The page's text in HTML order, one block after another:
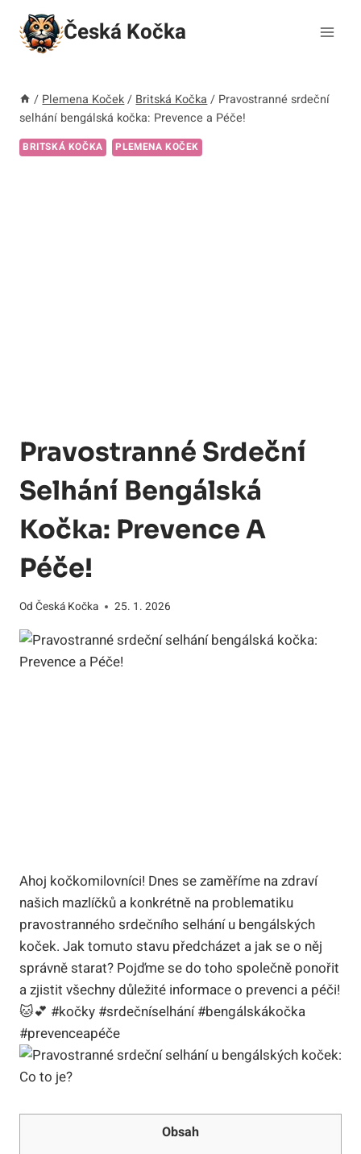
Přeskočit
obsah
Česká Kočka
/ Plemena Koček / Britská Kočka / Pravostranné srdeční
selhání bengálská kočka: Prevence a Péče!
BRITSKÁ KOČKA PLEMENA KOČEK
Pravostranné Srdeční
Selhání Bengálská
Kočka: Prevence A
Péče!
Od Česká Kočka 25. 1. 2026
Ahoj kočkomilovníci! Dnes se zaměříme na zdraví
našich mazlíčků a konkrétně na problematiku
pravostranného srdečního selhání u bengálských
koček. Jak tomuto stavu předcházet a jak se o něj
správně starat? Pojďme se do toho společně ponořit
a zjistit všechny důležité informace o prevenci a péči!
🐱💕 #kočky #srdečníselhání #bengálskákočka
#prevenceapéče
Obsah